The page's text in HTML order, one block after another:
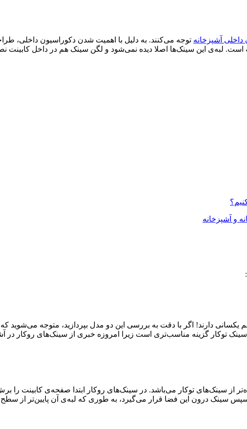
داخلی آشپزخانه توجه می‌کنند. به دلیل با اهمیت شدن دکوراسیون داخلی،
است. لبه‌ی این سینک‌ها اصلا دیده نمی‌شود و لگن سینک هم در داخل
و آشپزخانه
دارند! اگر با دقت به بررسی این دو مدل بپردازید، متوجه می‌شوید
سینک توکار گزینه مناسب‌تری است زیرا امروزه خبری از سینک‌های روکار
سینک‌های توکار می‌باشد. در سینک‌های روکار ابتدا صفحه‌ی کابینت را
سینک درون این فضا قرار می‌گیرد، به طوری که لبه‌ی آن پایین‌تر از